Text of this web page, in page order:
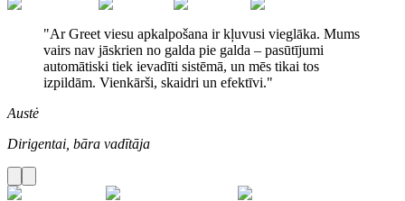
"Ar Greet viesu apkalpošana ir kļuvusi vieglāka. Mums
vairs nav jāskrien no galda pie galda – pasūtījumi
automātiski tiek ievadīti sistēmā, un mēs tikai tos
izpildām. Vienkārši, skaidri un efektīvi."
Austė
Dirigentai, bāra vadītāja